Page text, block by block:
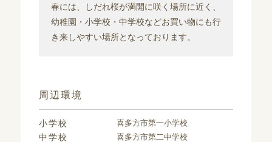
春には、しだれ桜が満開に咲く場所に近く、
幼稚園・小学校・中学校などお買い物にも行
き来しやすい場所となっております。
周辺環境
小学校 喜多方市第一小学校
中学校 喜多方市第二中学校